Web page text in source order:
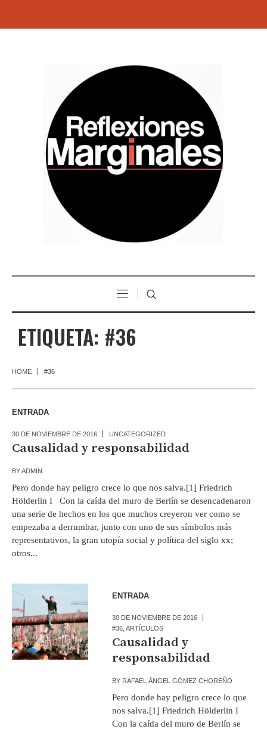
ETIQUETA: #36
HOME #36
ENTRADA
30 DE NOVIEMBRE DE 2016 UNCATEGORIZED
Causalidad y responsabilidad
BYADMIN
Pero donde hay peligro crece lo que nos salva.[1] Friedrich
Hölderlin I Con la caída del muro de Berlín se desencadenaron
una serie de hechos en los que muchos creyeron ver como se
empezaba a derrumbar, junto con uno de sus símbolos más
representativos, la gran utopía social y política del siglo xx;
otros...
ENTRADA
30 DE NOVIEMBRE DE 2016
#36 ,ARTÍCULOS
Causalidad y
responsabilidad
BY RAFAEL ÁNGEL GÓMEZ CHOREÑO
Pero donde hay peligro crece lo que
nos salva.[1] Friedrich Hölderlin I
Con la caída del muro de Berlín se